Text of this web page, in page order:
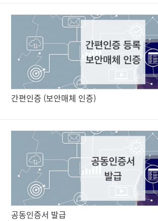
간편인증 (보안매체 인증)
공동인증서 발급